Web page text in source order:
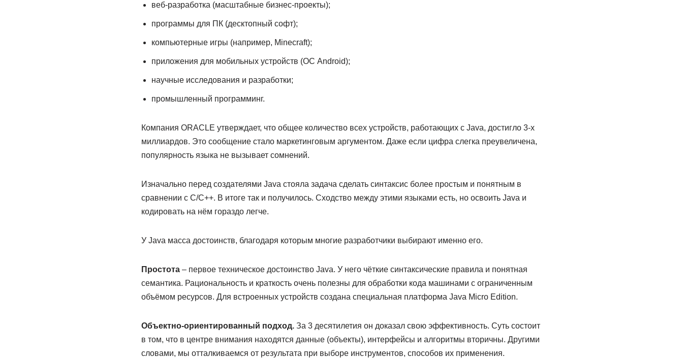
веб-разработка (масштабные бизнес-проекты);
программы для ПК (десктопный софт);
компьютерные игры (например, Minecraft);
приложения для мобильных устройств (ОС Android);
научные исследования и разработки;
промышленный программинг.
Компания ORACLE утверждает, что общее количество всех устройств, работающих с Java, достигло 3-х
миллиардов. Это сообщение стало маркетинговым аргументом. Даже если цифра слегка преувеличена,
популярность языка не вызывает сомнений.
Изначально перед создателями Java стояла задача сделать синтаксис более простым и понятным в
сравнении с С/С++. В итоге так и получилось. Сходство между этими языками есть, но освоить Java и
кодировать на нём гораздо легче.
У Java масса достоинств, благодаря которым многие разработчики выбирают именно его.
Простота– первое техническое достоинство Java. У него чёткие синтаксические правила и понятная
семантика. Рациональность и краткость очень полезны для обработки кода машинами с ограниченным
объёмом ресурсов. Для встроенных устройств создана специальная платформа Java Micro Edition.
Объектно-ориентированный подход.За 3 десятилетия он доказал свою эффективность. Суть состоит
в том, что в центре внимания находятся данные (объекты), интерфейсы и алгоритмы вторичны. Другими
словами, мы отталкиваемся от результата при выборе инструментов, способов их применения.